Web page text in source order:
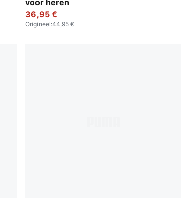
voor heren
36,95 €
Origineel:44,95 €